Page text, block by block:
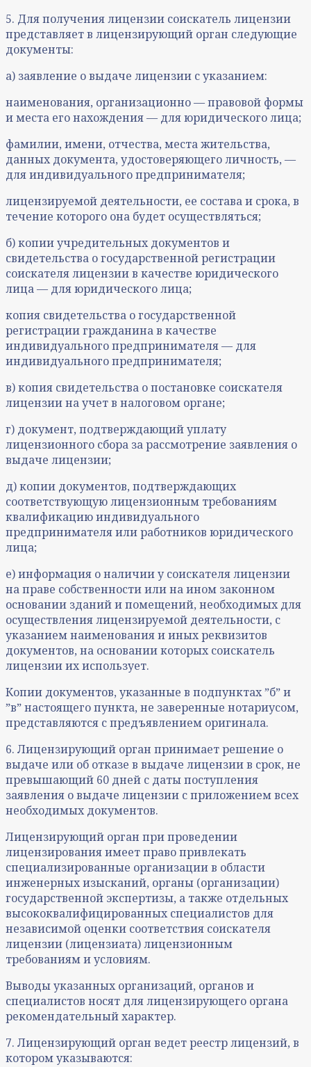
5. Для получения лицензии соискатель лицензии
представляет в лицензирующий орган следующие
документы:
а) заявление о выдаче лицензии с указанием:
наименования, организационно — правовой формы
и места его нахождения — для юридического лица;
фамилии, имени, отчества, места жительства,
данных документа, удостоверяющего личность, —
для индивидуального предпринимателя;
лицензируемой деятельности, ее состава и срока, в
течение которого она будет осуществляться;
б) копии учредительных документов и
свидетельства о государственной регистрации
соискателя лицензии в качестве юридического
лица — для юридического лица;
копия свидетельства о государственной
регистрации гражданина в качестве
индивидуального предпринимателя — для
индивидуального предпринимателя;
в) копия свидетельства о постановке соискателя
лицензии на учет в налоговом органе;
г) документ, подтверждающий уплату
лицензионного сбора за рассмотрение заявления о
выдаче лицензии;
д) копии документов, подтверждающих
соответствующую лицензионным требованиям
квалификацию индивидуального
предпринимателя или работников юридического
лица;
е) информация о наличии у соискателя лицензии
на праве собственности или на ином законном
основании зданий и помещений, необходимых для
осуществления лицензируемой деятельности, с
указанием наименования и иных реквизитов
документов, на основании которых соискатель
лицензии их использует.
Копии документов, указанные в подпунктах ˮбˮ и
ˮвˮ настоящего пункта, не заверенные нотариусом,
представляются с предъявлением оригинала.
6. Лицензирующий орган принимает решение о
выдаче или об отказе в выдаче лицензии в срок, не
превышающий 60 дней с даты поступления
заявления о выдаче лицензии с приложением всех
необходимых документов.
Лицензирующий орган при проведении
лицензирования имеет право привлекать
специализированные организации в области
инженерных изысканий, органы (организации)
государственной экспертизы, а также отдельных
высококвалифицированных специалистов для
независимой оценки соответствия соискателя
лицензии (лицензиата) лицензионным
требованиям и условиям.
Выводы указанных организаций, органов и
специалистов носят для лицензирующего органа
рекомендательный характер.
7. Лицензирующий орган ведет реестр лицензий, в
котором указываются: